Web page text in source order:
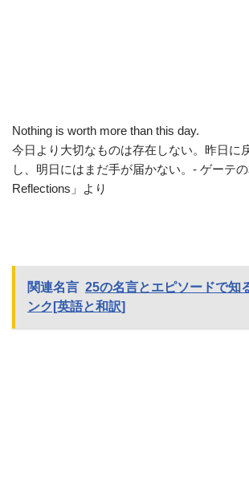
Nothing is worth more than this day.
今日より大切なものは存在しない。昨日に
し、明日にはまだ手が届かない。- ゲーテ
Reflections」より
関連名言 25の名言とエピソードで知
ンク[英語と和訳]